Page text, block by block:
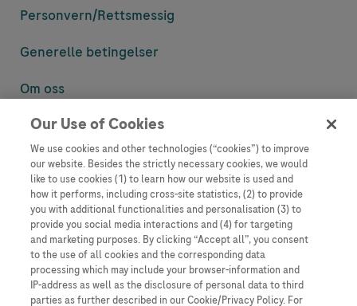
Personvern/Rettsmessig
Generelle betingelser
Om oss
Denne nettsiden inneholder informasjon som er målsatt til en stor
informasjon som ellers ikke er tilgjengelig eller gyldig i ditt land.
Vennligst vær oppmerksom på at vi ikke tar noe ansvar for tilgang til
informasjon som muligens ikke er i samsvar med noen gyldig juridisk
prosess, regulering, registrering eller bruk i bostedslandet ditt.
Roche har ikke alltid mulighet til å kvalitetssikre andres innlegg, men
vil fjerne villedende eller upassende innlegg så langt det lar seg gjøre.
Vi har ikke ansvar for innhold på eksterne nettsider som det lenkes til.
Kopiering av materiale fra dette nettstedet for bruk annet sted er ikke
tillatt uten avtale. Nettstedet selger plass til annonsører, og slikt
Our Use of Cookies
We use cookies and other technologies (“cookies”) to improve
our website. Besides the strictly necessary cookies, we would
like to use cookies (1) to learn how our website is used and
how it performs, including cross-site statistics, (2) to provide
you with additional functionalities and personalisation (3) to
provide you social media interactions and (4) for targeting
and marketing purposes. By clicking “Accept all”, you consent
to the use of all cookies and the corresponding data
processing which may include your browser-information and
IP-address as well as the disclosure of personal data to third
parties as further described in our Cookie/Privacy Policy. For